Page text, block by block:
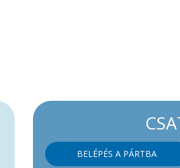
BELÉPÉS A PÁRTBA